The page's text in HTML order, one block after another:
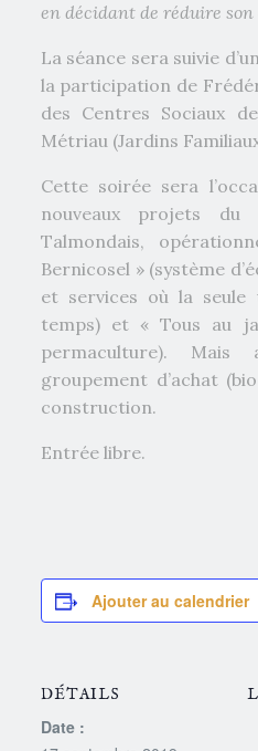
en décidant de réduire
La séance sera suivie
la participation de
des Centres Sociaux
Métriau (Jardins
Cette soirée sera
nouveaux projets du
Talmondais,
Bernicosel » (système
et services où la
temps) et « Tous au
permaculture).
groupement d’achat
construction.
Entrée libre.
Ajouter au calendrier
DÉTAILS
Date :